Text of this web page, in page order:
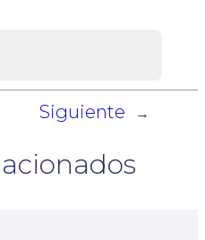
Siguiente →